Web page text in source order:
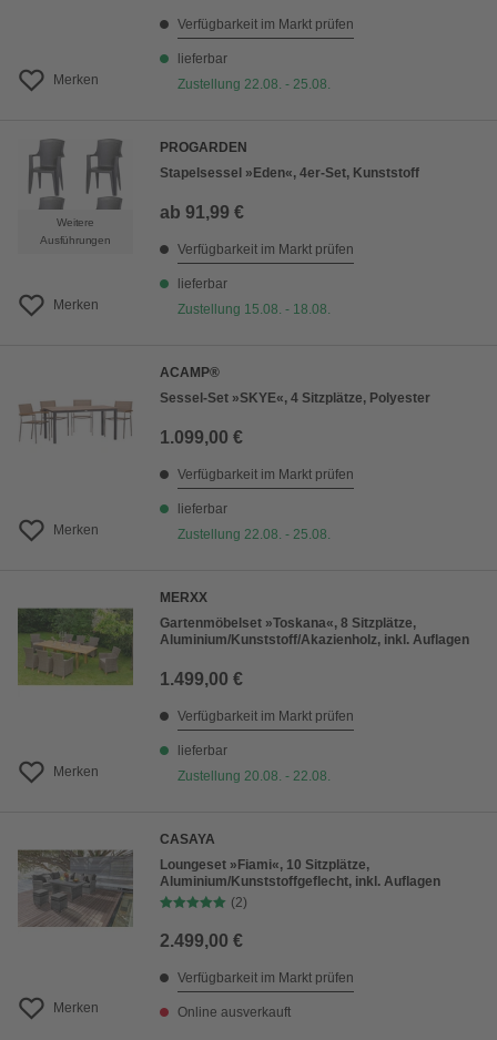
Merken
Verfügbarkeit im Markt prüfen
lieferbar
Zustellung 22.08. - 25.08.
Weitere
Ausführungen
Merken
PROGARDEN
Stapelsessel »Eden«, 4er-Set, Kunststoff
ab 91,99 €
Verfügbarkeit im Markt prüfen
lieferbar
Zustellung 15.08. - 18.08.
Merken
ACAMP®
Sessel-Set »SKYE«, 4 Sitzplätze, Polyester
1.099,00 €
Verfügbarkeit im Markt prüfen
lieferbar
Zustellung 22.08. - 25.08.
Merken
MERXX
Gartenmöbelset »Toskana«, 8 Sitzplätze,
Aluminium/Kunststoff/Akazienholz, inkl. Auflagen
1.499,00 €
Verfügbarkeit im Markt prüfen
lieferbar
Zustellung 20.08. - 22.08.
Merken
CASAYA
Loungeset »Fiami«, 10 Sitzplätze,
Aluminium/Kunststoffgeflecht, inkl. Auflagen
(2)
2.499,00 €
Verfügbarkeit im Markt prüfen
Online ausverkauft